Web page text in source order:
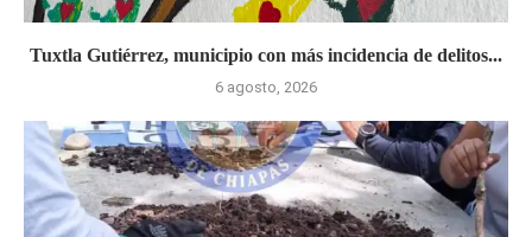
Tuxtla Gutiérrez, municipio con más incidencia de delitos...
6 agosto, 2026